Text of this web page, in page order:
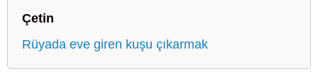
Çetin
Rüyada eve giren kuşu çıkarmak